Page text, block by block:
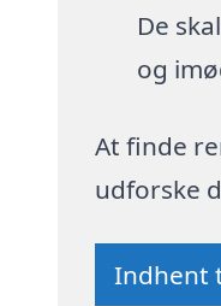
De
og
At finde
udforske
Indhent